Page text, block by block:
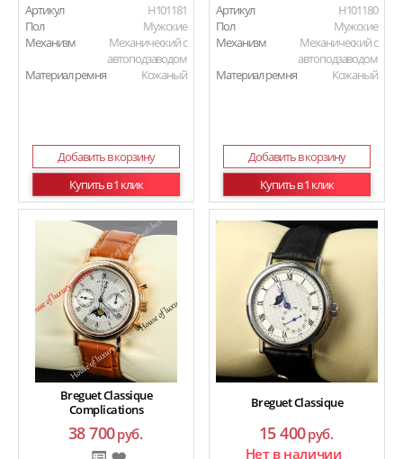
Артикул
H101181
Пол
Мужские
Механизм
Механический с
автоподзаводом
Материал ремня
Кожаный
Добавить в корзину
Купить в 1 клик
Артикул
H101180
Пол
Мужские
Механизм
Механический с
автоподзаводом
Материал ремня
Кожаный
Добавить в корзину
Купить в 1 клик
Breguet Classique
Complications
38 700руб.
Breguet Classique
15 400руб.
Нет в наличии